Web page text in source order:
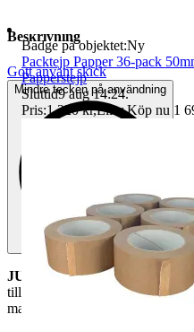
Beskrivning
Gott använt skick
Mindre tecken på användning
JUST NU Kampanj! Utrop 49
till kvarn!
e FOOTLY's
mars månad. Samfrakt samma
Badge på objektet:Ny
Packtejp Papper 36-pack
Papperstejp
Sluttid9 aug 14:24.
Pris:1 320 kr,Eller Köp nu 1